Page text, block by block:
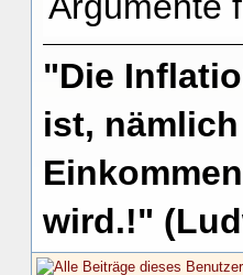
"Die
ist,
wird.!"